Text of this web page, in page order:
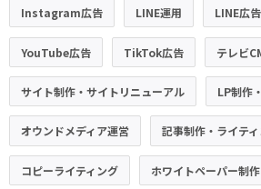
Instagram広告 LINE運用 LINE広告
YouTube広告 TikTok広告 テレビ
サイト制作・サイトリニューアル LP制作
オウンドメディア運営 記事制作・ライテ
コピーライティング ホワイトペーパー制作